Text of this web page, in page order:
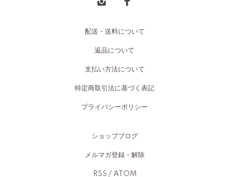
配送・送料について
返品について
支払い方法について
特定商取引法に基づく表記
プライバシーポリシー
ショップブログ
メルマガ登録・解除
RSS / ATOM